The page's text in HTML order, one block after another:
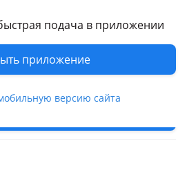
подача в приложении
приложение
версию сайта
1.6 л. / Бензин
Робот